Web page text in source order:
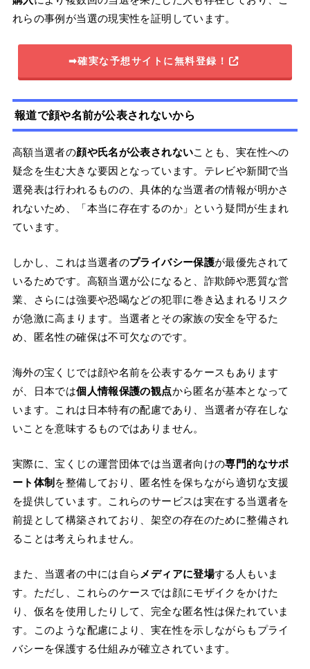
れらの事例が当選の現実性を証明しています。
➡確実な予想サイトに無料登録！
報道で顔や名前が公表されないから
高額当選者の顔や氏名が公表されないことも、実在性への
疑念を生む大きな要因となっています。テレビや新聞で当
選発表は行われるものの、具体的な当選者の情報が明かさ
れないため、「本当に存在するのか」という疑問が生まれ
ています。
しかし、これは当選者のプライバシー保護が最優先されて
いるためです。高額当選が公になると、詐欺師や悪質な営
業、さらには強要や恐喝などの犯罪に巻き込まれるリスク
が急激に高まります。当選者とその家族の安全を守るた
め、匿名性の確保は不可欠なのです。
海外の宝くじでは顔や名前を公表するケースもあります
が、日本では個人情報保護の観点から匿名が基本となって
います。これは日本特有の配慮であり、当選者が存在しな
いことを意味するものではありません。
実際に、宝くじの運営団体では当選者向けの専門的なサポ
ート体制 を整備しており、匿名性を保ちながら適切な支援
を提供しています。これらのサービスは実在する当選者を
前提として構築されており、架空の存在のために整備され
ることは考えられません。
また、当選者の中には自ら メディアに登場する人もいま
す。ただし、これらのケースでは顔にモザイクをかけた
り、仮名を使用したりして、完全な匿名性は保たれていま
す。このような配慮により、実在性を示しながらもプライ
バシーを保護する仕組みが確立されています。